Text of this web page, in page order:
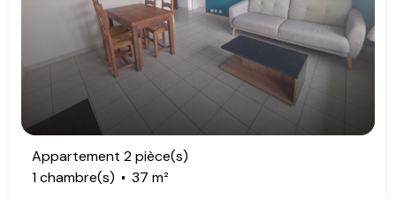
Appartement 2 pièce(s)
1 chambre(s)
37 m²